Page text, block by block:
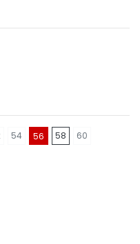
54 56 58 60